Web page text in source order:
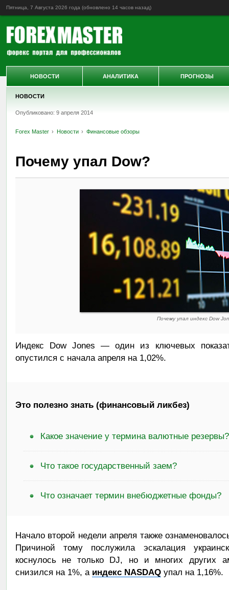
Пятница, 7 Августа 2026 года (обновлено 14 часов назад)
НОВОСТИ
Опубликовано: 9 апреля 2014
Forex Master Новости Финансовые обзоры
Почему упал Dow?
Почему упал индекс Dow
Индекс Dow Jones — один из ключевых
опустился с начала апреля на 1,02%.
Это полезно знать (финансовый ликбез)
Какое значение у термина валютные резервы?
Что такое государственный заем?
Что означает термин внебюджетные фонды?
Начало второй недели апреля также
Причиной тому послужила эскалация
коснулось не только DJ, но и многих других
снизился на 1%, а индекс NASDAQупал на 1,16%.
НОВОСТИ АНАЛИТИКА ПРОГНОЗЫ